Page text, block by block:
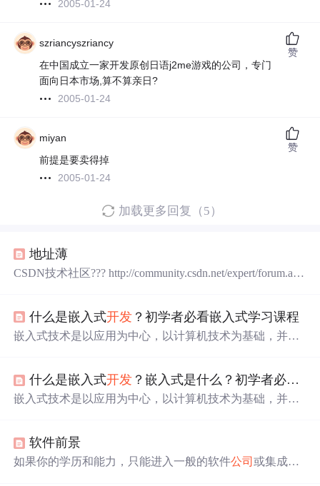
2005-01-24
szriancyszriancy
在中国成立一家开发原创日语j2me游戏的公司，专门
面向日本市场,算不算亲日?
2005-01-24
赞
miyan
前提是要卖得掉
2005-01-24
赞
加载更多回复（5）
地址薄
CSDN技术社区??? http://community.csdn.net/expert/forum.asp
2medev.com/ NOKIA论坛 http
什么是嵌入式开发 ？初学者必看嵌入式学习课程
嵌入式技术是以应用为中心，以计算机技术为基础，并且
源于单片机技术, 是各类数字化的电子、机电产品的核心,
主要用于实现对硬件设备的控制、监视或管理等功能。进
什么是嵌入式开发 ？嵌入式是什么？初学者必看。
嵌入式技术是以应用为中心，以计算机技术为基础，并且
源于单片机技术, 是各类数字化的电子、机电产品的核心,
主要用于实现对硬件设备的控制、监视或管理等功能。进
软件前景
如果你的学历和能力，只能进入一般的软件公司或集成公